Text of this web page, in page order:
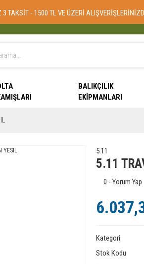
3 TAKSİT - 1500 TL VE ÜZERİ
BALIKÇILIK
EKIPMANLARI
5.11
5.11
0 - Yorum Yap
Kategori
Stok Kodu